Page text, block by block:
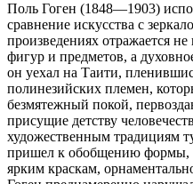
Поль Гоген (1848—1903)
сравнение искусства с
произведениях отражается
фигур и предметов, а
он уехал на Таити,
полинезийских племен,
безмятежный покой,
присущие детству
художественным традициям
пришел к обобщению формы,
ярким краскам,